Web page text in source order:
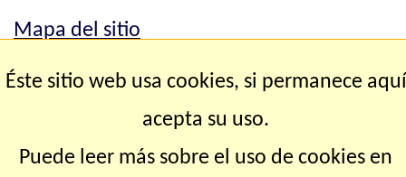
Mapa del sitio
Mapa del sitio
Éste sitio web usa cookies, si permanece aquí
acepta su uso.
Puede leer más sobre el uso de cookies en